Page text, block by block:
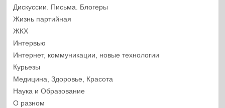
Дискуссии. Письма. Блогеры
Жизнь партийная
ЖКХ
Интервью
Интернет, коммуникации, новые технологии
Курьезы
Медицина, Здоровье, Красота
Наука и Образование
О разном